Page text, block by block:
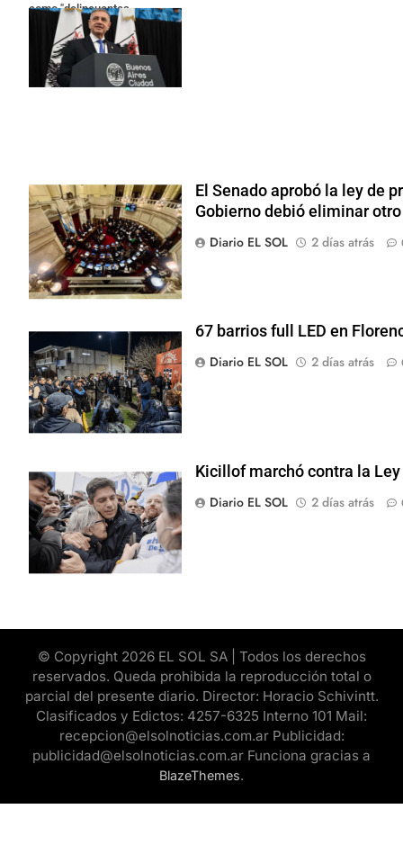
como "delincuentes
anarquistas"
El Senado aprobó la ley de
Gobierno debió eliminar
Diario EL SOL
2 días atrás
67 barrios full LED en
Diario EL SOL
2 días atrás
Kicillof marchó contra la
Diario EL SOL
2 días atrás
© Copyright 2026 EL SOL SA | Todos los derechos
reservados. Queda prohibida la reproducción total o
parcial del presente diario. Director: Horacio Schivintt.
Clasificados y Edictos: 4257-6325 Interno 101 Mail:
recepcion@elsolnoticias.com.ar Publicidad:
publicidad@elsolnoticias.com.ar Funciona gracias a
BlazeThemes.